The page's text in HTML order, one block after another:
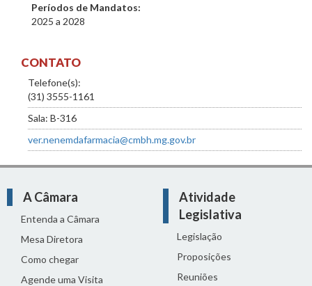
Períodos de Mandatos:
2025 a 2028
CONTATO
Telefone(s):
(31) 3555-1161
Sala: B-316
ver.nenemdafarmacia@cmbh.mg.gov.br
A Câmara
Entenda a Câmara
Mesa Diretora
Como chegar
Agende uma Visita
Atividade
Legislativa
Legislação
Proposições
Reuniões